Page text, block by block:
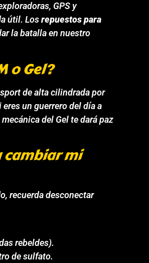
GPS y
útil. Losrepuestos para
la batalla en nuestro
o Gel?
sportde alta cilindrada por
un guerrero del día a
del Gel te dará paz
cambiar mi
recuerda desconectar
rebeldes).
de sulfato.